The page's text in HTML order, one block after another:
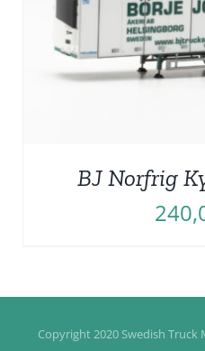
BJ Norfrig
Copyright 2020 Swedish Truck